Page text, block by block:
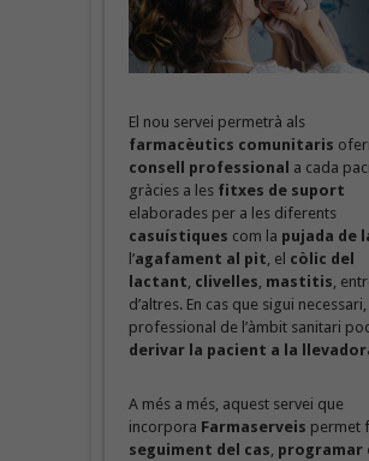
El nou servei permetrà als
farmacèutics comunitaris
consell professional a cada
gràcies a les fitxes de suport
elaborades per a les diferents
casuístiques com la pujada de
l’agafament al pit , el còlic del
lactant clivelles mastitis ,
d’altres. En cas que sigui necessari,
professional de l’àmbit sanitari
derivar la pacient a la
A més a més, aquest servei que
incorpora Farmaserveis permet
seguiment del cas programar